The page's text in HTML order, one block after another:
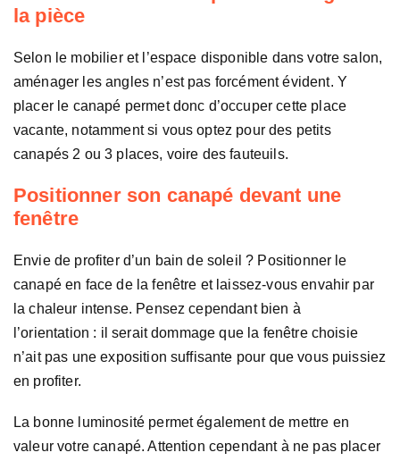
la pièce
Selon le mobilier et l’espace disponible dans votre salon,
aménager les angles n’est pas forcément évident. Y
placer le canapé permet donc d’occuper cette place
vacante, notamment si vous optez pour des petits
canapés 2 ou 3 places, voire des fauteuils.
Positionner son canapé devant une
fenêtre
Envie de profiter d’un bain de soleil ? Positionner le
canapé en face de la fenêtre et laissez-vous envahir par
la chaleur intense. Pensez cependant bien à
l’orientation : il serait dommage que la fenêtre choisie
n’ait pas une exposition suffisante pour que vous puissiez
en profiter.
La bonne luminosité permet également de mettre en
valeur votre canapé. Attention cependant à ne pas placer